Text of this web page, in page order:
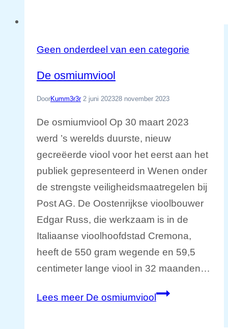
Geen onderdeel van een categorie
De osmiumviool
DoorKumm3r3r 2 juni 202328 november 2023
De osmiumviool Op 30 maart 2023
werd ’s werelds duurste, nieuw
gecreëerde viool voor het eerst aan het
publiek gepresenteerd in Wenen onder
de strengste veiligheidsmaatregelen bij
Post AG. De Oostenrijkse vioolbouwer
Edgar Russ, die werkzaam is in de
Italiaanse vioolhoofdstad Cremona,
heeft de 550 gram wegende en 59,5
centimeter lange viool in 32 maanden…
Lees meer De osmiumviool